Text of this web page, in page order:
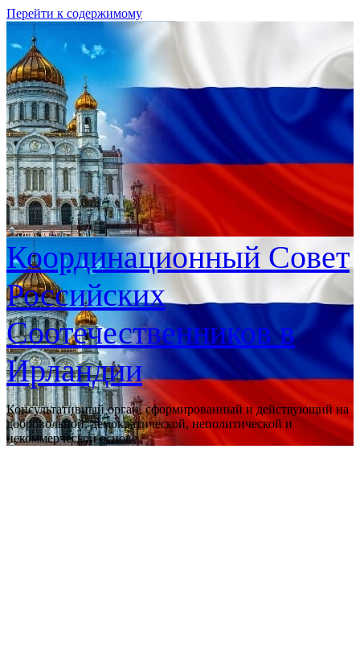
Перейти к содержимому
Координационный Совет
Российских
Соотечественников в
Ирландии
Консультативный орган, сформированный и действующий на
добровольной, демократической, неполитической и
некоммерческой основе